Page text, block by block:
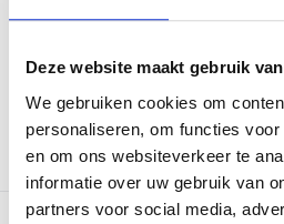
Deze website maakt gebruik
We gebruiken cookies om
personaliseren, om functies
en om ons websiteverkeer te
informatie over uw gebruik van
partners voor social media,
Vergelijk
€40,95